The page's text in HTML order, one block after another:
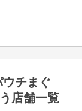
チまぐ
店舗一覧